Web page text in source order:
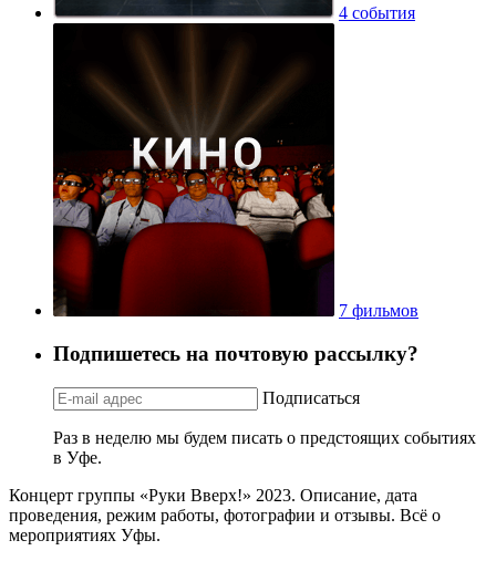
4 события
7 фильмов
Подпишетесь на почтовую рассылку?
Подписаться
Раз в неделю мы будем писать о предстоящих событиях
в Уфе.
Концерт группы «Руки Вверх!» 2023. Описание, дата
проведения, режим работы, фотографии и отзывы. Всё о
мероприятиях Уфы.